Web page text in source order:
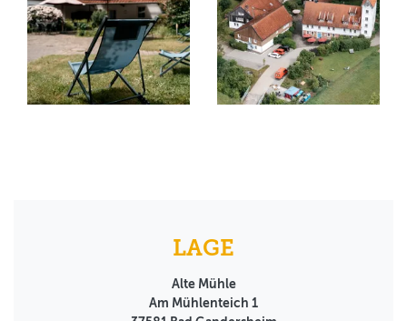
LAGE
Alte Mühle
Am Mühlenteich 1